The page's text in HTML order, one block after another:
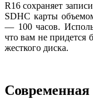
R16 сохраняет
SDHC карты
— 100 часов.
что вам не придется
жесткого диска.
Современная